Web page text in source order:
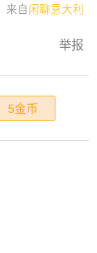
来自 闲聊意大利
举报
5金币